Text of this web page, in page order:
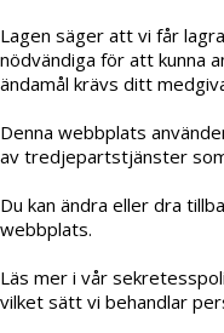
Lagen säger att vi får
nödvändiga för att kunna
ändamål krävs ditt
Denna webbplats
av tredjepartstjänster
Du kan ändra eller dra
webbplats.
Läs mer i vår
vilket sätt vi behandlar